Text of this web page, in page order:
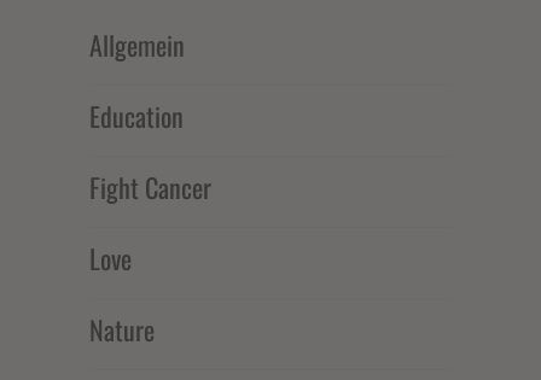
Allgemein
Education
Fight Cancer
Love
Nature